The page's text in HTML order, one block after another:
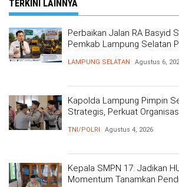
TERKINI LAINNYA
Perbaikan Jalan RA Basyid
Pemkab Lampung Selatan
LAMPUNG SELATAN Agustus 6,
Kapolda Lampung Pimpin
Strategis, Perkuat
TNI/POLRI Agustus 4, 2026
Kepala SMPN 17: Jadikan
Momentum Tanamkan